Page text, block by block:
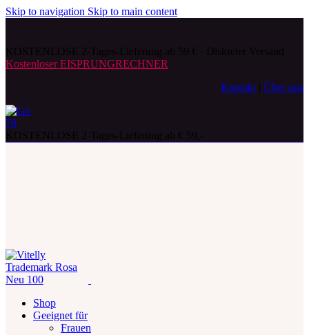
Skip to navigation Skip to main content
Kostenloser EISPRUNGRECHNER
Kontakt
Über uns
Shop
Geeignet für
Frauen